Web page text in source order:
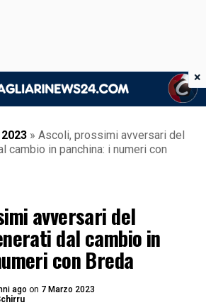
2023 » Ascoli, prossimi avversari del
cambio in panchina: i numeri con
avversari del
dal cambio in
con Breda
ago on 7 Marzo 2023
×